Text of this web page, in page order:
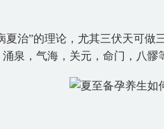
夏治”的理论，尤其三伏天可做
泉，气海，关元，命门，八髎